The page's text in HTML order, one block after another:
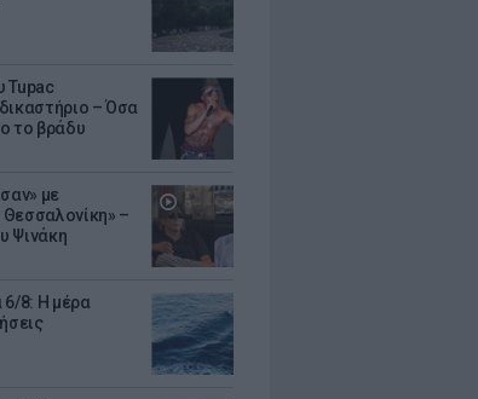
Tupac
– Όσα
το βράδυ
με
–
Ψινάκη
6/8: Η μέρα